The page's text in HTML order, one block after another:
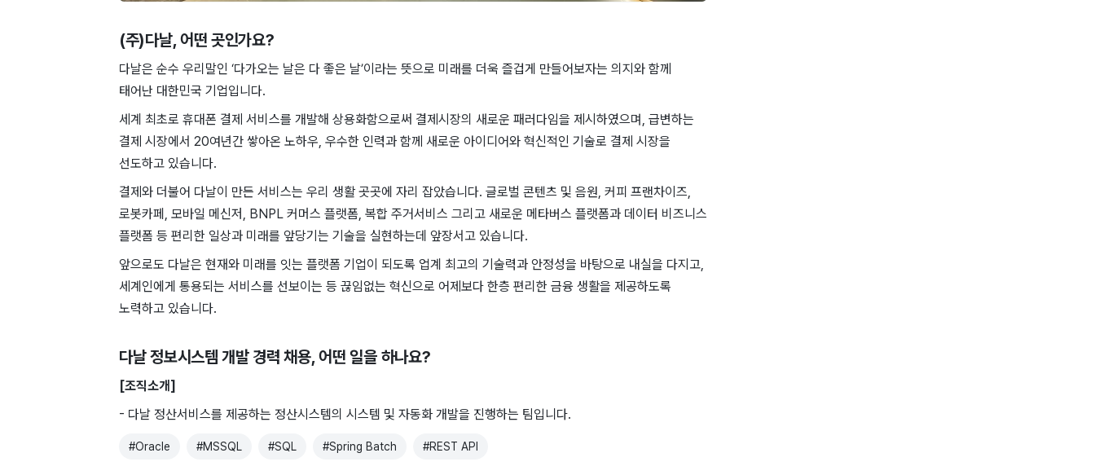
(주)다날, 어떤 곳인가요?
다날은 순수 우리말인 ‘다가오는 날은 다 좋은 날’이라는 뜻으로 미래를 더욱 즐겁게 만들어보자는 의지와 함께
태어난 대한민국 기업입니다.
세계 최초로 휴대폰 결제 서비스를 개발해 상용화함으로써 결제시장의 새로운 패러다임을 제시하였으며, 급변하는
결제 시장에서 20여년간 쌓아온 노하우, 우수한 인력과 함께 새로운 아이디어와 혁신적인 기술로 결제 시장을
선도하고 있습니다.
결제와 더불어 다날이 만든 서비스는 우리 생활 곳곳에 자리 잡았습니다. 글로벌 콘텐츠 및 음원, 커피 프랜차이즈,
로봇카페, 모바일 메신저, BNPL 커머스 플랫폼, 복합 주거서비스 그리고 새로운 메타버스 플랫폼과 데이터 비즈니스
플랫폼 등 편리한 일상과 미래를 앞당기는 기술을 실현하는데 앞장서고 있습니다.
앞으로도 다날은 현재와 미래를 잇는 플랫폼 기업이 되도록 업계 최고의 기술력과 안정성을 바탕으로 내실을 다지고,
세계인에게 통용되는 서비스를 선보이는 등 끊임없는 혁신으로 어제보다 한층 편리한 금융 생활을 제공하도록
노력하고 있습니다.
다날 정보시스템 개발 경력 채용, 어떤 일을 하나요?
[조직소개]
- 다날 정산서비스를 제공하는 정산시스템의 시스템 및 자동화 개발을 진행하는 팀입니다.
#Oracle #MSSQL #SQL #Spring Batch #REST API